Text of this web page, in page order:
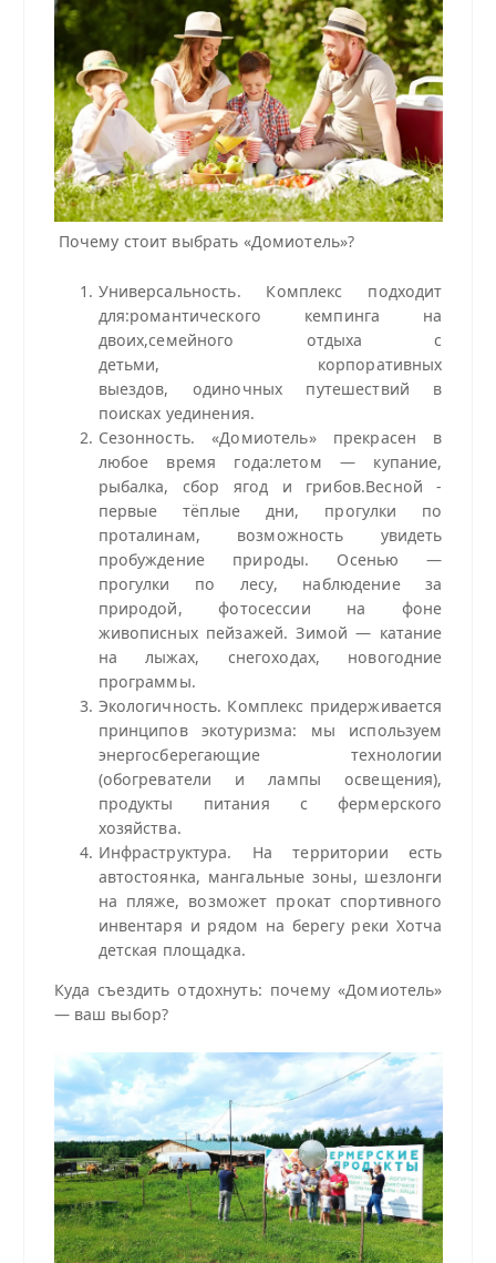
Почему стоит выбрать «Домиотель»?
Универсальность. Комплекс подходит
для:романтического кемпинга на
двоих,семейного отдыха с
детьми, корпоративных
выездов, одиночных путешествий в
поисках уединения.
Сезонность. «Домиотель» прекрасен в
любое время года:летом — купание,
рыбалка, сбор ягод и грибов.Весной -
первые тёплые дни, прогулки по
проталинам, возможность увидеть
пробуждение природы. Осенью —
прогулки по лесу, наблюдение за
природой, фотосессии на фоне
живописных пейзажей. Зимой — катание
на лыжах, снегоходах, новогодние
программы.
Экологичность. Комплекс придерживается
принципов экотуризма: мы используем
энергосберегающие технологии
(обогреватели и лампы освещения),
продукты питания с фермерского
хозяйства.
Инфраструктура. На территории есть
автостоянка, мангальные зоны, шезлонги
на пляже, возможет прокат спортивного
инвентаря и рядом на берегу реки Хотча
детская площадка.
Куда съездить отдохнуть: почему «Домиотель»
— ваш выбор?